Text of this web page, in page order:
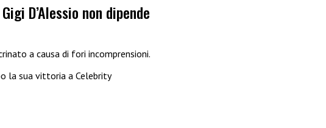
D’Alessio non dipende
a causa di fori incomprensioni.
la sua vittoria a Celebrity